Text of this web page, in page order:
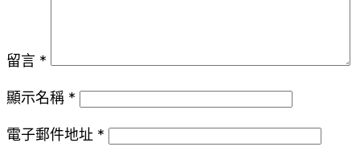
留言 *
顯示名稱 *
電子郵件地址 *